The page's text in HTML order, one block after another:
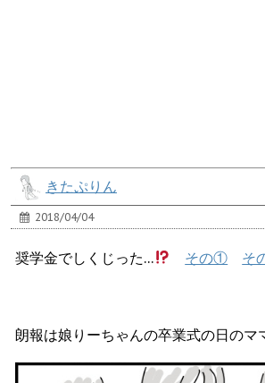
きたぷりん
2018/04/04
奨学金でしくじった… その① そ
朗報は娘りーちゃんの卒業式の日のマ